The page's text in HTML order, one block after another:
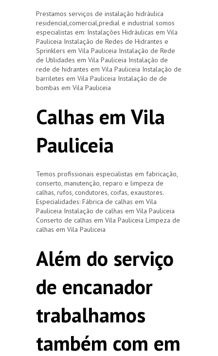
Prestamos serviços de instalação hidráulica
residencial,comercial,predial e industrial somos
especialistas em: Instalações Hidráulicas em Vila
Pauliceia Instalação de Redes de Hidrantes e
Sprinklers em Vila Pauliceia Instalação de Rede
de Utilidades em Vila Pauliceia Instalação de
rede de hidrantes em Vila Pauliceia Instalação de
barriletes em Vila Pauliceia Instalação de de
bombas em Vila Pauliceia
Calhas em Vila
Pauliceia
Temos profissionais especialistas em fabricação,
conserto, manutenção, reparo e limpeza de
calhas, rufos, condutores, coifas, exaustores.
Especialidades: Fábrica de calhas em Vila
Pauliceia Instalação de calhas em Vila Pauliceia
Conserto de calhas em Vila Pauliceia Limpeza de
calhas em Vila Pauliceia
Além do serviço
de encanador
trabalhamos
também com em